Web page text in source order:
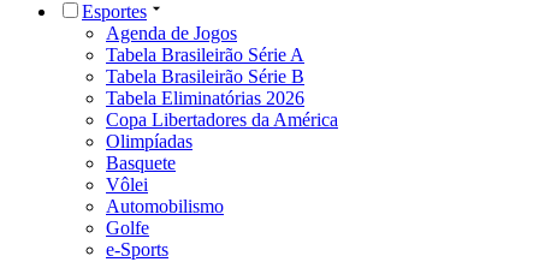
Esportes
Agenda de Jogos
Tabela Brasileirão Série A
Tabela Brasileirão Série B
Tabela Eliminatórias 2026
Copa Libertadores da América
Olimpíadas
Basquete
Vôlei
Automobilismo
Golfe
e-Sports